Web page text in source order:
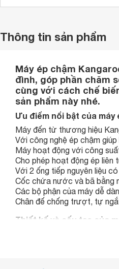
Thông tin sản phẩm
Máy ép chậm
đình, góp phần chăm
cùng với cách chế
sản phẩm này nhé.
Ưu điểm nổi bật của máy
Máy đến từ thương hiệu
Với công nghệ ép chậm
Máy hoạt động với công
Cho phép hoạt động ép
Với 2 ống tiếp nguyên liệu
Cốc chứa nước và bã bằng
Các bộ phận của máy dễ
Chân đế chống trượt, tự
Thiết kế và cấu tạo của
sang trọng và hiện đại.